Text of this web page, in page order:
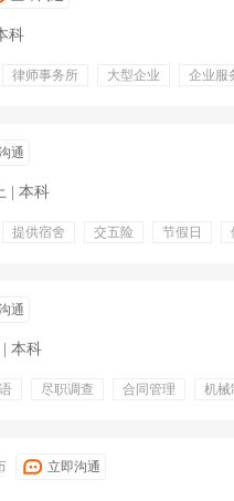
科
律师事务所 大型企业
企业服
通
| 本科
提供宿舍 交五险 节假日
通
| 本科
尽职调查 合同管理
机械
立即沟通